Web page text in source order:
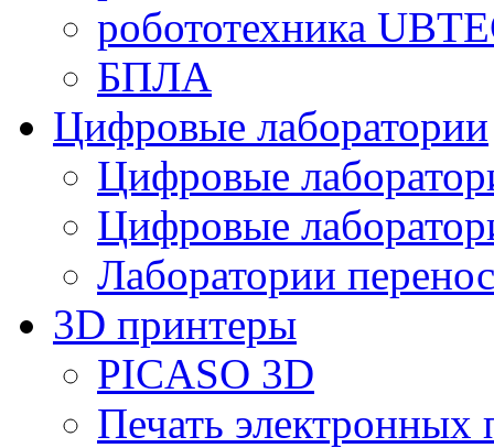
робототехника
БПЛА
Цифровые лаборатории
Цифровые
Цифровые
Лаборатории
3D принтеры
PICASO 3D
Печать электронных